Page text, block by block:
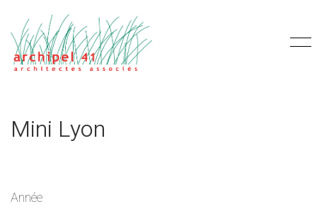
Mini Lyon
Année